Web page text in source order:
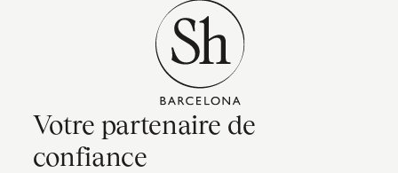
Votre partenaire de
confiance